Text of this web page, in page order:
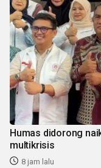
Humas didorong
multikrisis
8 jam lalu